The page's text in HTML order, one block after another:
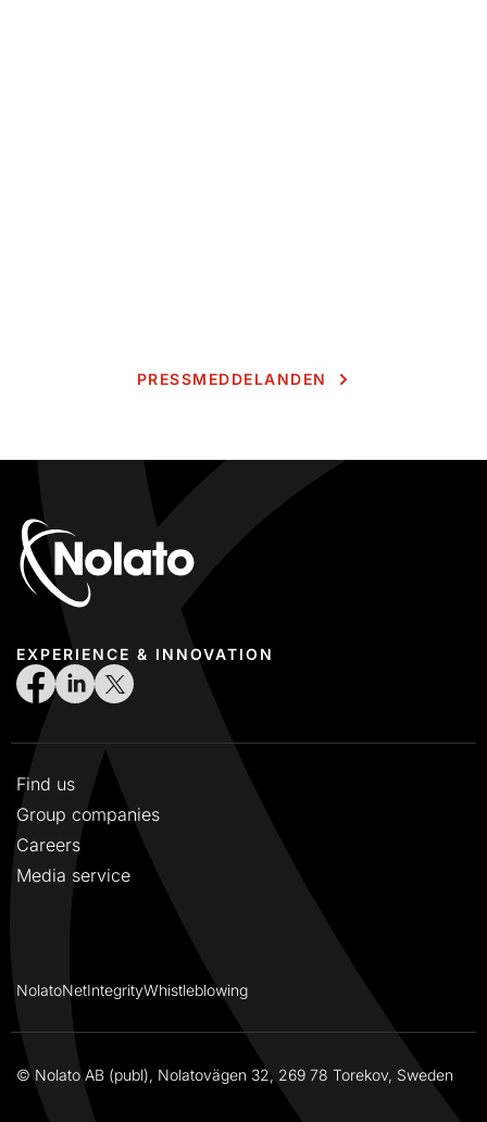
PRESSMEDDELANDEN
EXPERIENCE & INNOVATION
Find us
Group companies
Careers
Media service
NolatoNetIntegrityWhistleblowing
© Nolato AB (publ), Nolatovägen 32, 269 78 Torekov, Sweden